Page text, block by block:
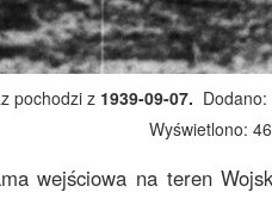
pochodzi z 1939-09-07.
Wyświetlono:
wejściowa na teren